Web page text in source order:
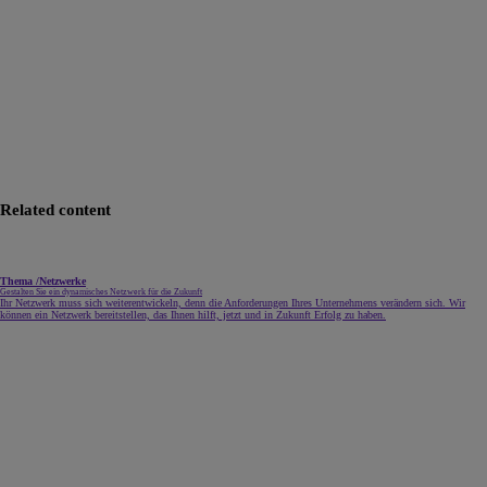
Related content
Thema /Netzwerke
Gestalten Sie ein dynamisches Netzwerk für die Zukunft
Ihr Netzwerk muss sich weiterentwickeln, denn die Anforderungen Ihres Unternehmens verändern sich. Wir
können ein Netzwerk bereitstellen, das Ihnen hilft, jetzt und in Zukunft Erfolg zu haben.